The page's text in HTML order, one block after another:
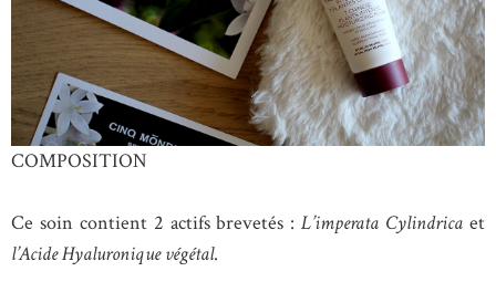
COMPOSITION
Ce soin contient 2 actifs brevetés :L’imperata Cylindrica et
l’Acide Hyaluronique végétal.